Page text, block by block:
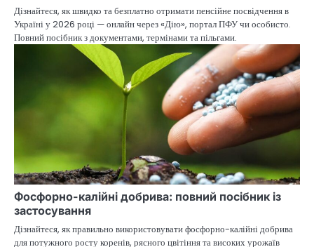
Дізнайтеся, як швидко та безплатно отримати пенсійне посвідчення в
Україні у 2026 році — онлайн через «Дію», портал ПФУ чи особисто.
Повний посібник з документами, термінами та пільгами.
Фосфорно-калійні добрива: повний посібник із
застосування
Дізнайтеся, як правильно використовувати фосфорно-калійні добрива
для потужного росту коренів, рясного цвітіння та високих урожаїв